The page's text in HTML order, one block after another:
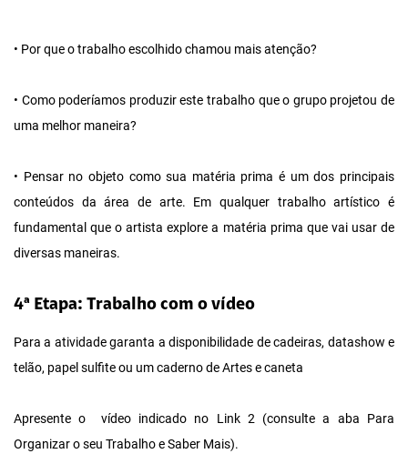
• Por que o trabalho escolhido chamou mais atenção?
• Como poderíamos produzir este trabalho que o grupo projetou de
uma melhor maneira?
• Pensar no objeto como sua matéria prima é um dos principais
conteúdos da área de arte. Em qualquer trabalho artístico é
fundamental que o artista explore a matéria prima que vai usar de
diversas maneiras.
4ª Etapa: Trabalho com o vídeo
Para a atividade garanta a disponibilidade de cadeiras, datashow e
telão, papel sulfite ou um caderno de Artes e caneta
Apresente o vídeo indicado no Link 2 (consulte a aba Para
Organizar o seu Trabalho e Saber Mais).